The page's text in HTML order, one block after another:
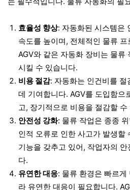
효율성 향상: 자동화된 시스템은
속도를 높이며, 전체적인 물류
AGV와 같은 자동화 장비는 물류
시킬 수 있습니다.
비용 절감: 자동화는 인건비를
데 기여합니다. AGV를 도입함으
고, 장기적으로 비용을 절감할 수
안전성 강화: 물류 작업은 종종
인적 오류로 인한 사고가 발생할
기능을 갖추고 있어, 작업자의
다.
유연한 대응: 물류 환경은 빠르
라 유연한 대응이 필요합니다.